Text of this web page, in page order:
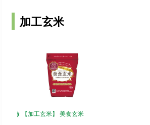
加工玄米
【加工玄米】 美食玄米